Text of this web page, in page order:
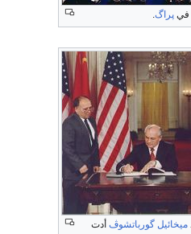
پراگ
ميخائيل گورباتشوڤ أدت